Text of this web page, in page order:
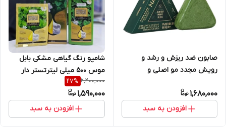
صابون ضد ریزش و رشد و
رویش مجدد مو اصلی و
1,680,000
افزودن به سبد
شامپو رنگ گیاهی مشکی بابل
موس ۵۰۰ میلی لیترتستر دار
اصل
2,200,000
27%
1,590,000
افزودن به سبد